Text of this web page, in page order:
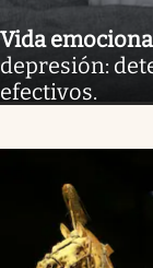
Vida
depresión:
efectivos.